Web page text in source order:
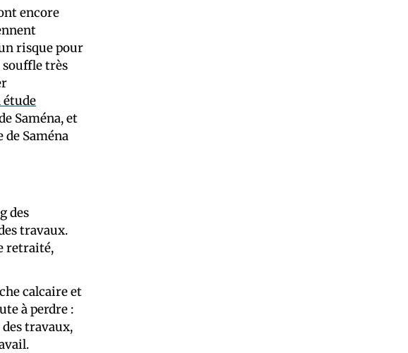
encore
risque pour
souffle très
étude
Saména, et
de Saména
des
travaux.
retraité,
calcaire et
à perdre :
travaux,